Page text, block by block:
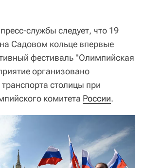
службы следует, что 19
Садовом кольце впервые
фестиваль "Олимпийская
организовано
столицы при
комитета России.